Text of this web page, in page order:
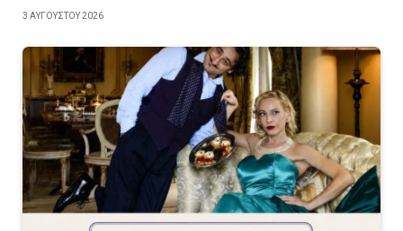
3 ΑΥΓΟΎΣΤΟΥ 2026